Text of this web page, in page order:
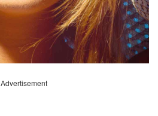
Advertisement